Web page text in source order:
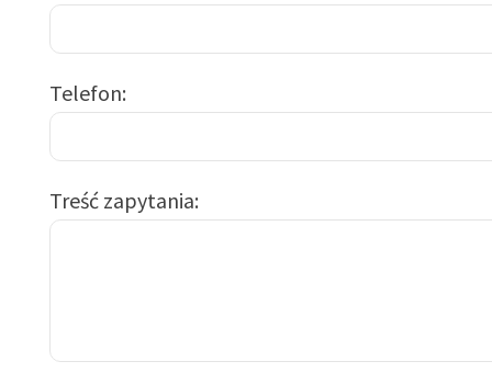
Telefon
Treść zapytania